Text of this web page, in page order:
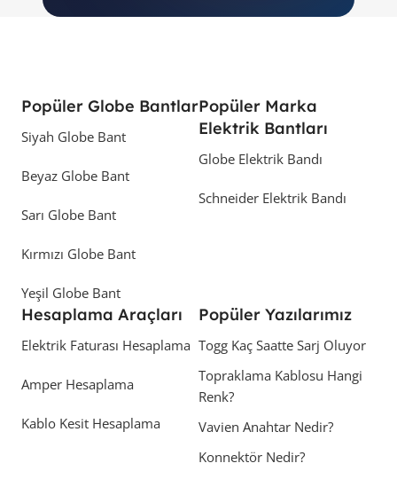
Popüler Globe Bantlar
Siyah Globe Bant
Beyaz Globe Bant
Sarı Globe Bant
Kırmızı Globe Bant
Yeşil Globe Bant
Popüler Marka
Elektrik Bantları
Globe Elektrik Bandı
Schneider Elektrik Bandı
Hesaplama Araçları
Elektrik Faturası Hesaplama
Amper Hesaplama
Kablo Kesit Hesaplama
Popüler Yazılarımız
Togg Kaç Saatte Sarj Oluyor
Topraklama Kablosu Hangi
Renk?
Vavien Anahtar Nedir?
Konnektör Nedir?